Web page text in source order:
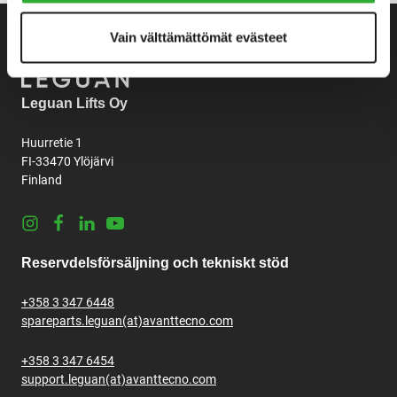
Vain välttämättömät evästeet
Leguan Lifts Oy
Huurretie 1
FI-33470 Ylöjärvi
Finland
InstagramFacebook
LinkedInYoutube
Reservdelsförsäljning och tekniskt stöd
+358 3 347 6448
spareparts.leguan(at)avanttecno.com
+358 3 347 6454
support.leguan(at)avanttecno.com